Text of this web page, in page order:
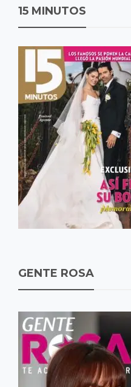
15 MINUTOS
GENTE ROSA